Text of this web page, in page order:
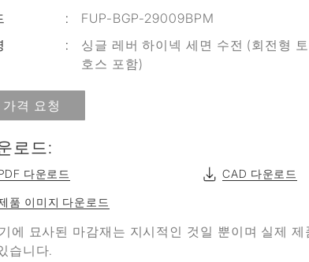
:
FUP-BGP-29009BPM
:
싱글 레버 하이넥 세면 수전 (회전형
호스 포함)
가격 요청
로드:
다운로드 CAD 다운로드
품 이미지 다운로드
에 묘사된 마감재는 지시적인 것일 뿐이며 실제 제
습니다.